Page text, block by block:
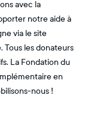
avec la
notre aide à
via le site
Tous les donateurs
La Fondation du
en
nous !